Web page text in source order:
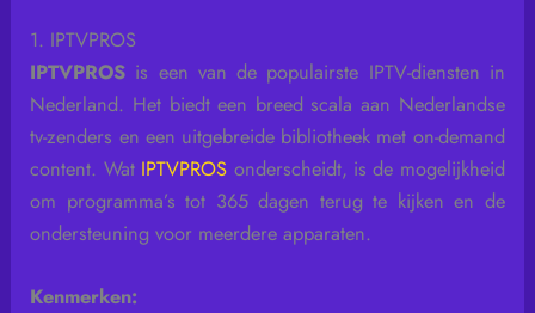
1. IPTVPROS
IPTVPROS is een van de populairste IPTV-diensten in
Nederland. Het biedt een breed scala aan Nederlandse
tv-zenders en een uitgebreide bibliotheek met on-demand
content. Wat IPTVPROS onderscheidt, is de mogelijkheid
om programma’s tot 365 dagen terug te kijken en de
ondersteuning voor meerdere apparaten.
Kenmerken: